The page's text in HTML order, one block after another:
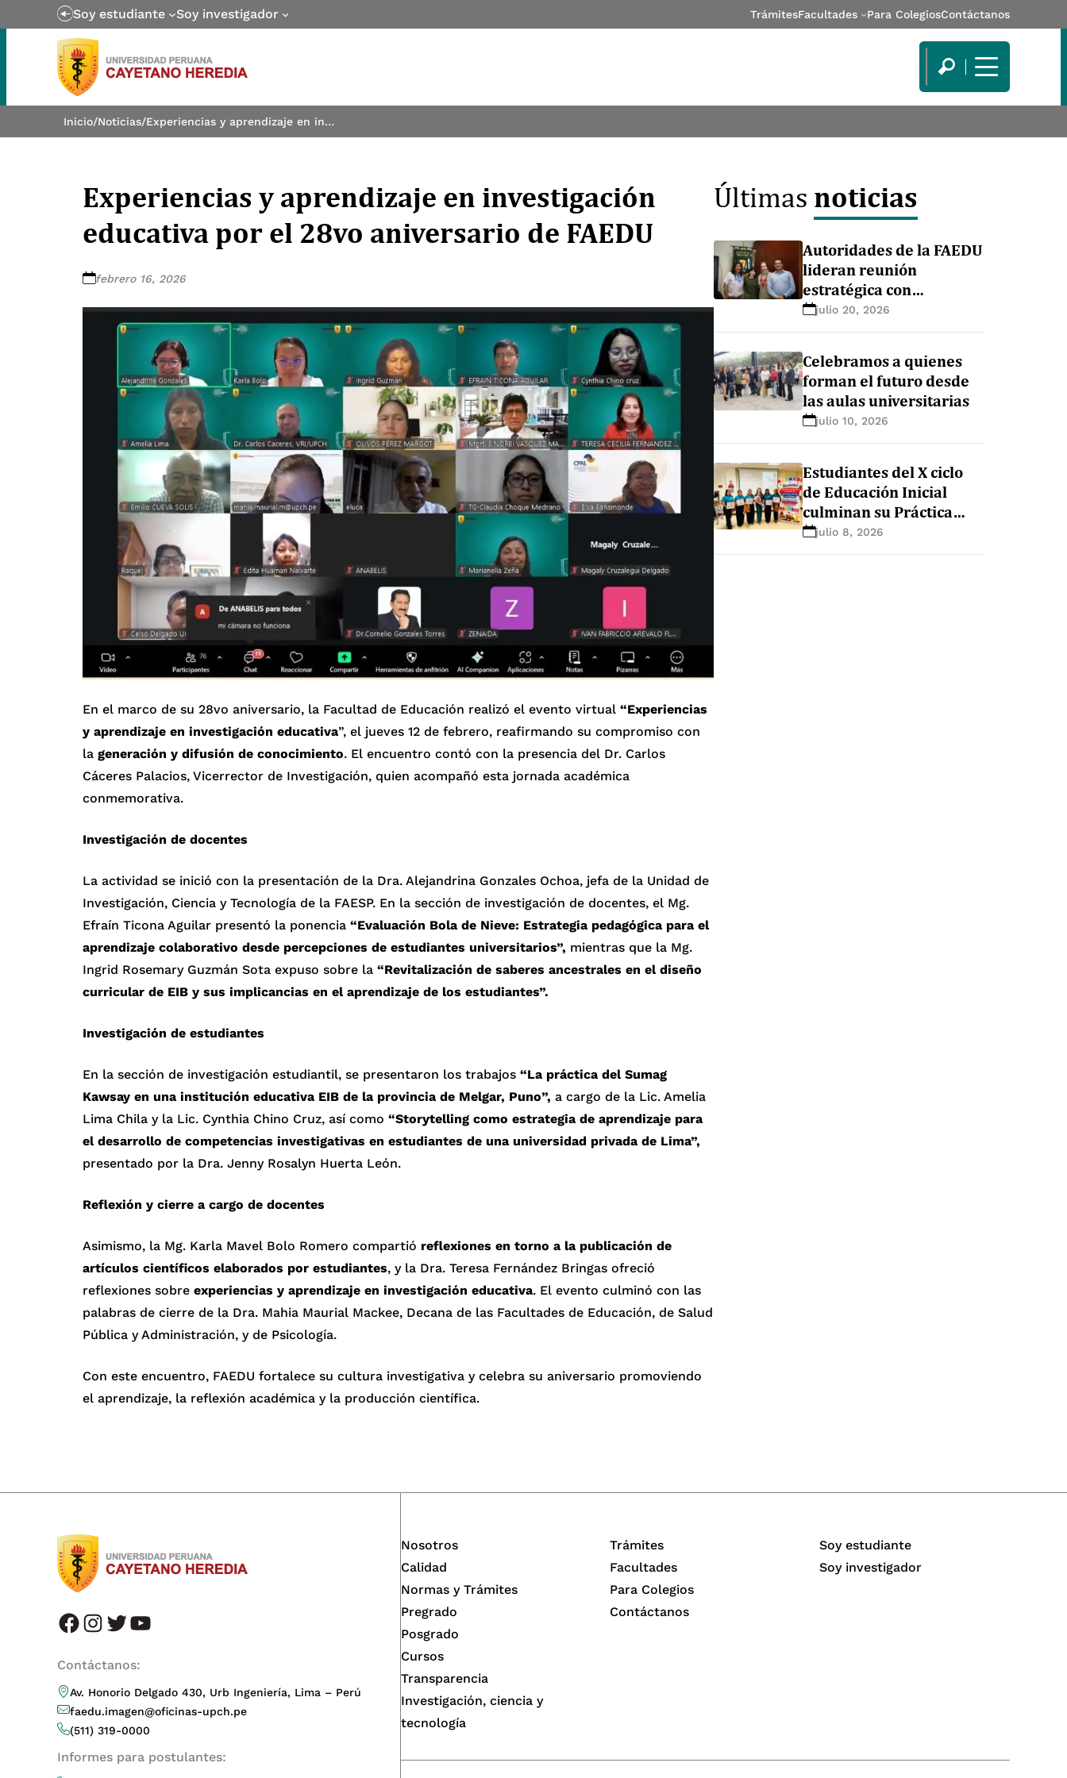
Soy estudiante Soy investigador TrámitesFacultades Para ColegiosContáctanos
Inicio/Noticias/ Experiencias y aprendizaje en investigación educativa por el 28vo aniversario de FAEDU
Experiencias y aprendizaje en investigación
educativa por el 28vo aniversario de FAEDU
febrero 16, 2026
En el marco de su 28vo aniversario, la Facultad de Educación realizó el evento virtual “Experiencias
y aprendizaje en investigación educativa”, el jueves 12 de febrero, reafirmando su compromiso con
la generación y difusión de conocimiento. El encuentro contó con la presencia del Dr. Carlos
Cáceres Palacios, Vicerrector de Investigación, quien acompañó esta jornada académica
conmemorativa.
Investigación de docentes
La actividad se inició con la presentación de la Dra. Alejandrina Gonzales Ochoa, jefa de la Unidad de
Investigación, Ciencia y Tecnología de la FAESP. En la sección de investigación de docentes, el Mg.
Efraín Ticona Aguilar presentó la ponencia “Evaluación Bola de Nieve: Estrategia pedagógica para el
aprendizaje colaborativo desde percepciones de estudiantes universitarios”, mientras que la Mg.
Ingrid Rosemary Guzmán Sota expuso sobre la “Revitalización de saberes ancestrales en el diseño
curricular de EIB y sus implicancias en el aprendizaje de los estudiantes”.
Investigación de estudiantes
En la sección de investigación estudiantil, se presentaron los trabajos “La práctica del Sumag
Kawsay en una institución educativa EIB de la provincia de Melgar, Puno”, a cargo de la Lic. Amelia
Lima Chila y la Lic. Cynthia Chino Cruz, así como “Storytelling como estrategia de aprendizaje para
el desarrollo de competencias investigativas en estudiantes de una universidad privada de Lima”,
presentado por la Dra. Jenny Rosalyn Huerta León.
Reflexión y cierre a cargo de docentes
Asimismo, la Mg. Karla Mavel Bolo Romero compartió reflexiones en torno a la publicación de
artículos científicos elaborados por estudiantes, y la Dra. Teresa Fernández Bringas ofreció
reflexiones sobre experiencias y aprendizaje en investigación educativa. El evento culminó con las
palabras de cierre de la Dra. Mahia Maurial Mackee, Decana de las Facultades de Educación, de Salud
Pública y Administración, y de Psicología.
Con este encuentro, FAEDU fortalece su cultura investigativa y celebra su aniversario promoviendo
el aprendizaje, la reflexión académica y la producción científica.
Últimas noticias
Autoridades de la FAEDU
lideran reunión
estratégica con
delegación de la
Universidad de Cádiz
julio 20, 2026
Celebramos a quienes
forman el futuro desde
las aulas universitarias
julio 10, 2026
Estudiantes del X ciclo
de Educación Inicial
culminan su Práctica
Preprofesional con un
conversatorio de cierre
julio 8, 2026
facebook instagram twitter youtube
Contáctanos:
Av. Honorio Delgado 430, Urb Ingeniería, Lima – Perú
faedu.imagen@oficinas-upch.pe
(511) 319-0000
Informes para postulantes:
Nosotros
Calidad
Normas y Trámites
Pregrado
Posgrado
Cursos
Transparencia
Investigación, ciencia y
tecnología
Trámites
Facultades
Para Colegios
Contáctanos
Soy estudiante
Soy investigador